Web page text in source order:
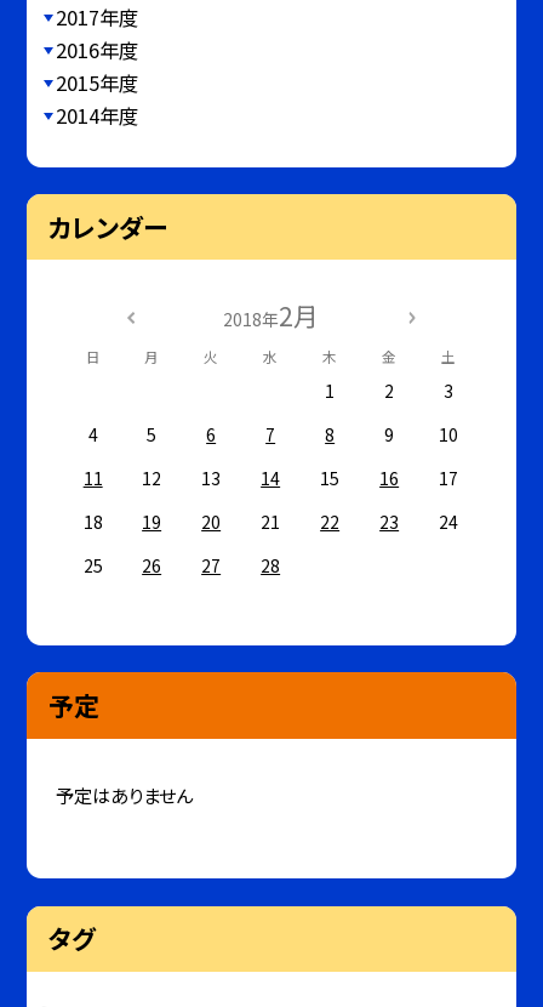
2017年度
2016年度
2015年度
2014年度
カレンダー
2018年2月
日 月 火 水 木 金 土
1 2
3
4
5 6 7 8 9
10
11
12 13 14 15 16
17
18
19 20 21 22 23
24
25
26 27 28
予定
予定はありません
タグ